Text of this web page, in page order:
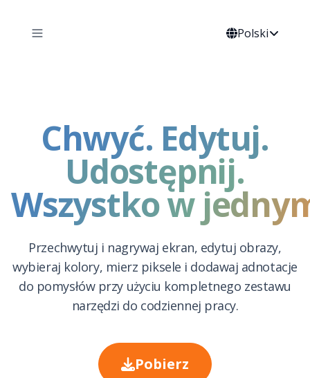
Polski
Chwyć. Edytuj.
Udostępnij.
Wszystko w
Przechwytuj i nagrywaj ekran, edytuj obrazy,
wybieraj kolory, mierz piksele i dodawaj adnotacje
do pomysłów przy użyciu kompletnego zestawu
narzędzi do codziennej pracy.
Pobierz